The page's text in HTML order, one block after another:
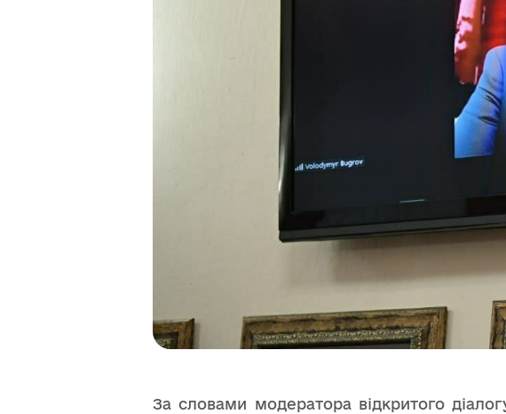
За словами модератора відкритого